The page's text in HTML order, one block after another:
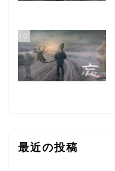
10
最近の投稿